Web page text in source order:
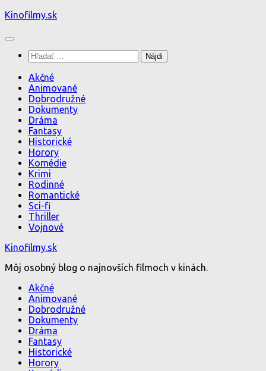
Preskočiť
obsah
Kinofilmy.sk
Hľadať:
Akčné
Animované
Dobrodružné
Dokumenty
Dráma
Fantasy
Historické
Horory
Komédie
Krimi
Rodinné
Romantické
Sci-fi
Thriller
Vojnové
Kinofilmy.sk
Môj osobný blog o najnovších filmoch v kinách.
Akčné
Animované
Dobrodružné
Dokumenty
Dráma
Fantasy
Historické
Horory